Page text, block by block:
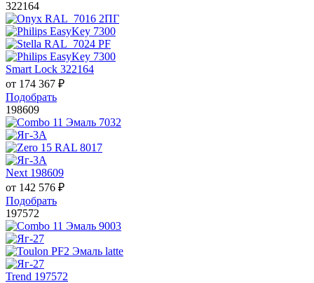
322164
Smart Lock 322164
от 174 367 ₽
Подобрать
198609
Next 198609
от 142 576 ₽
Подобрать
197572
Trend 197572